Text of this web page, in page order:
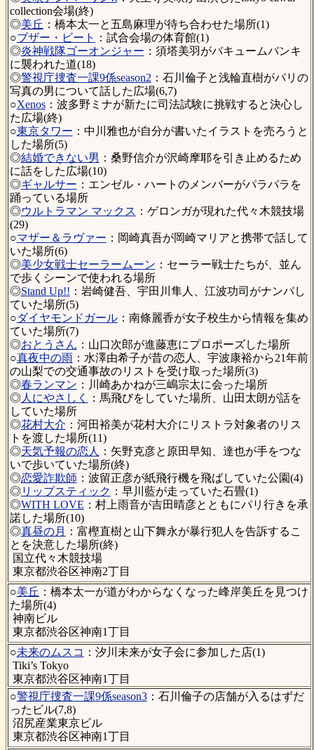
collection会場(終)
◎美丘 ：橋本太一と五島麻理が待ち合わせた場所(1)
○ブザー・ビート
：試合会場の体育館(1)
◎炎神戦隊ゴーオンジャー ：須塔美羽がバキュームバンキ
に襲われた道(18)
◎警視庁捜査一課9係season2 ：石川倫子と浅輪直樹がパリの
写真の男について話した広場(6,7)
○Xenos：波多野ミナが新たに司法試験に挑戦すると決心し
た広場(終)
○東京タワー ：中川雅也が自分が書いたイラストを売ろうと
した場所(5)
◎結婚できない男 ：桑野信介が沢崎摩耶を引き止めるため
に話をした広場(10)
◎ギャルサー ：エンゼル・ハートのメンバーがパラパラを
踊っている場所
◎ウルトラマン マックス ：ゲロンガが現れた代々木競技場
(29)
○マザー＆ラヴァー ：岡崎真吾が岡崎マリアと携帯で話して
いた場所(6)
◎美少女戦士セーラームーン ：セーラー戦士たちが、並ん
で歩くシーンで使われる場所
◎Stand Up!! ：岩崎健吾、宇田川隼人、江波功司がナンパし
ていた場所(5)
○ダイヤモンドガール：南條麗香が女子校生から情報を集め
ていた場所(7)
◎おとうさん ：山口次郎が進藤恵にプロポーズした場所
○真夜中の雨：水澤由希子が昔の恋人、宇波康裕から21年前
の山梨での交通事故のリストを受け取った場所(3)
◎春ランマン ：川崎あかねが三嶋宗太に会った場所
◎人にやさしく
：馬飛びをしていた場所、山田太朗が話を
していた場所
◎花村大介 ：河田裕美が花村大介にリストラ対象者のリス
トを渡した場所(11)
◎天気予報の恋人
：矢野克彦と原田早知、達也が手をつな
いで歩いていた場所(終)
◎恋愛詐欺師 ：波留正彦が紙飛行機を飛ばしていた公園(4)
◎リップスティック ：早川藍が走っていた石畳(1)
◎WITH LOVE ：村上雨音が吉田晴彦とともにパリ行きを承
諾した場所(10)
◎真昼の月
：富樫直樹と山下舞永が暴行犯人を告訴するこ
とを決意した場所(終)
国立代々木競技場
東京都渋谷区神南2丁目
○美丘 ：橋本太一が道がわからなくなった峰岸美丘を見つけ
た場所(4)
神南ビル
東京都渋谷区神南1丁目
○未来のムスコ ：汐川未来が女子会に参加した店(1)
Tiki’s Tokyo
東京都渋谷区神南1丁目
○警視庁捜査一課9係season3：石川倫子の店舗が入るはずだ
ったビル(7,8)
沼尻産業東京ビル
東京都渋谷区神南1丁目